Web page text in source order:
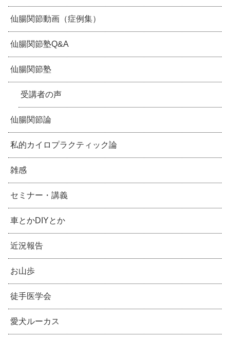
仙腸関節動画（症例集）
仙腸関節塾Q&A
仙腸関節塾
受講者の声
仙腸関節論
私的カイロプラクティック論
雑感
セミナー・講義
車とかDIYとか
近況報告
お山歩
徒手医学会
愛犬ルーカス